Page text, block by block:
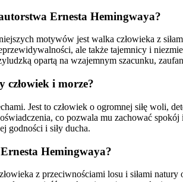
Ernesta Hemingwaya?
motywów jest walka człowieka z
ale także tajemnicy i
opartą na wzajemnym szacunku,
człowiek i morze?
Jest to człowiek o ogromnej siłę woli,
co pozwala mu zachować
godności i siły ducha.
Hemingwaya?
z przeciwnościami losu i siłami